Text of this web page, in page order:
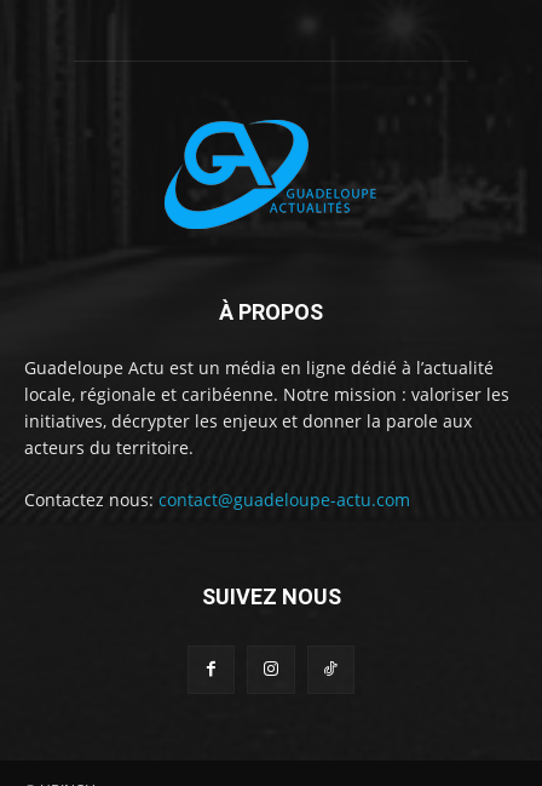
À PROPOS
Guadeloupe Actu est un média en ligne dédié à l’actualité
locale, régionale et caribéenne. Notre mission : valoriser les
initiatives, décrypter les enjeux et donner la parole aux
acteurs du territoire.
Contactez nous: contact@guadeloupe-actu.com
SUIVEZ NOUS